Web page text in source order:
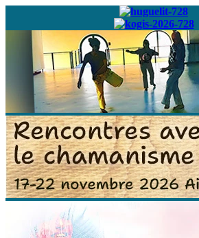
Abonnez-vous à
notre newsletter